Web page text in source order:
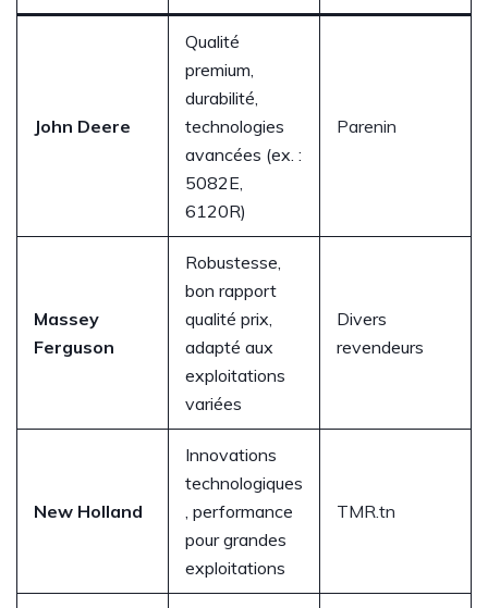
John Deere
Qualité
premium,
durabilité,
technologies
avancées (ex. :
5082E,
6120R)
Parenin
Massey
Ferguson
Robustesse,
bon rapport
qualité prix,
adapté aux
exploitations
variées
Divers
revendeurs
New Holland
Innovations
technologiques
, performance
pour grandes
exploitations
TMR.tn